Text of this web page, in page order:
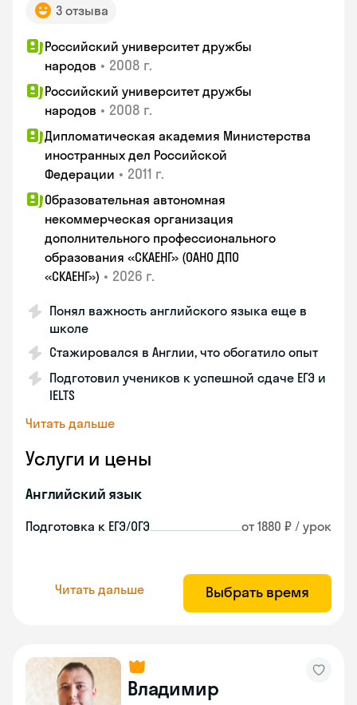
3 отзыва
Российский университет дружбы
народов • 2008 г.
Российский университет дружбы
народов • 2008 г.
Дипломатическая академия Министерства
иностранных дел Российской
Федерации • 2011 г.
Образовательная автономная
некоммерческая организация
дополнительного профессионального
образования «СКАЕНГ» (ОАНО ДПО
«СКАЕНГ») • 2026 г.
Понял важность английского языка еще в
школе
Стажировался в Англии, что обогатило опыт
Подготовил учеников к успешной сдаче ЕГЭ и
IELTS
Читать дальше
Услуги и цены
Английский язык
Подготовка к ЕГЭ/ОГЭ от 1880 ₽ / урок
Читать дальше Выбрать время
Владимир